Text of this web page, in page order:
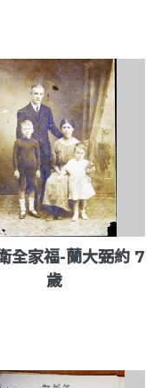
全家福-蘭大弼約 7
歲